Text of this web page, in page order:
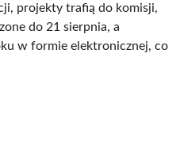
projekty trafią do komisji,
do 21 sierpnia, a
w formie elektronicznej, co